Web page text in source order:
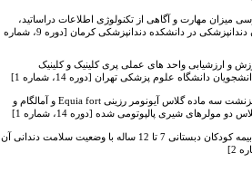
میزان مهارت و آگاهی از تکنولوژی اطلاعات دراساتید،
دستیاران تخصصی و دانشجویان دندانپزشکی در دانشکده دندانپزشکی کرمان [دوره 9، شماره
ارزشیابی واحد های عملی پری کلینیک و کلینیک
دانشگاه علوم پزشکی تهران [دوره 14، شماره 1]
مقایسه میزان ریزنشت سه ماده گلاس آیونومر رزینی Equia fort و آمالگام و
شیری پالپوتومی شده [دوره 14، شماره 1]
تعیین ارتباط نوع بیمه کودکان دبستانی 7 تا 12 ساله با وضعیت سلامت دندانی آن